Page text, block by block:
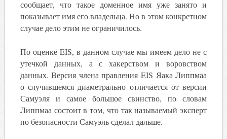
сообщает, что такое доменное имя уже занято и
показывает имя его владельца. Но в этом конкретном
случае дело этим не ограничилось.
По оценке EIS, в данном случае мы имеем дело не с
утечкой данных, а с хакерством и воровством
данных. Версия члена правления EIS Яака Липпмаа
о случившемся диаметрально отличается от версии
Самуэля и самое большое свинство, по словам
Липпмаа состоит в том, что так называемый эксперт
по безопасности Самуэль сделал дальше.